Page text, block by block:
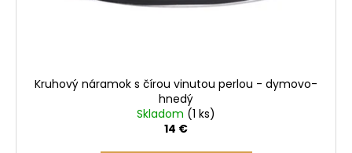
Kruhový náramok s čírou vinutou perlou - dymovo-
hnedý
Skladom (1 ks)
14 €